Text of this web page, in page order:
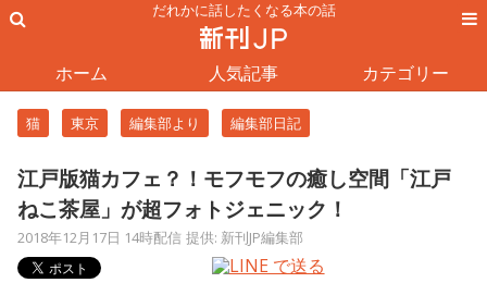
だれかに話したくなる本の話
ホーム 人気記事 カテゴリー
猫 東京 編集部より 編集部日記
江戸版猫カフェ？！モフモフの癒し空間「江戸
ねこ茶屋」が超フォトジェニック！
2018年12月17日 14時配信 提供: 新刊JP編集部